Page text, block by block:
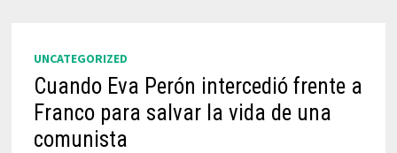
UNCATEGORIZED
Cuando Eva Perón intercedió frente a
Franco para salvar la vida de una
comunista